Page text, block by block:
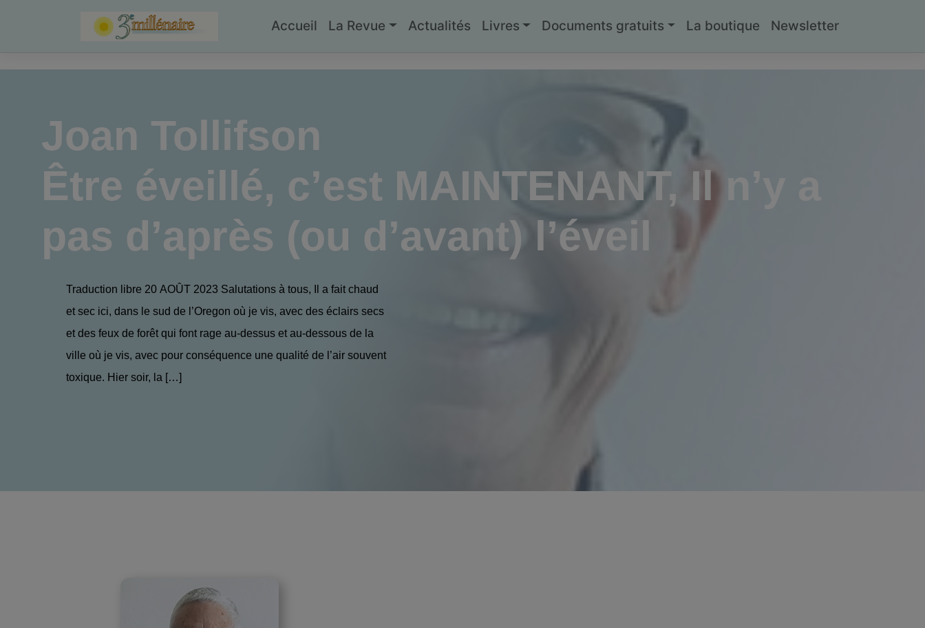
Accueil La Revue Actualités Livres Documents gratuits La boutique Newsletter
Joan Tollifson
Être éveillé, c’est MAINTENANT, Il n’y a
pas d’après (ou d’avant) l’éveil
Traduction libre 20 AOÛT 2023 Salutations à tous, Il a fait chaud
et sec ici, dans le sud de l’Oregon où je vis, avec des éclairs secs
et des feux de forêt qui font rage au-dessus et au-dessous de la
ville où je vis, avec pour conséquence une qualité de l’air souvent
toxique. Hier soir, la […]